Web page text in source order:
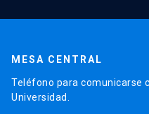
MESA CENTRAL
Teléfono para comunicarse
Universidad.